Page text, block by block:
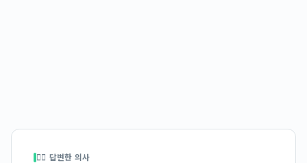
👩‍⚕️ 답변한 의사